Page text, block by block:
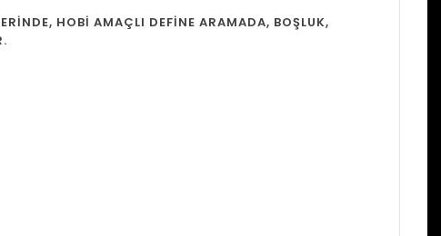
HOBİ AMAÇLI DEFİNE ARAMADA, BOŞLUK,